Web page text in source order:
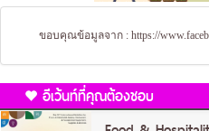
ขอบคุณข้อมูลจาก : https://
อีเว้นท์ที่คุณต้องชอบ